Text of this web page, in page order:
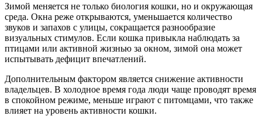
Зимой меняется не только биология кошки, но и окружающая
среда. Окна реже открываются, уменьшается количество
звуков и запахов с улицы, сокращается разнообразие
визуальных стимулов. Если кошка привыкла наблюдать за
птицами или активной жизнью за окном, зимой она может
испытывать дефицит впечатлений.
Дополнительным фактором является снижение активности
владельцев. В холодное время года люди чаще проводят время
в спокойном режиме, меньше играют с питомцами, что также
влияет на уровень активности кошки.